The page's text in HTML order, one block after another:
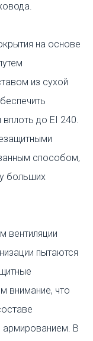
на основе
из сухой
до EI 240.
способом,
больших
вентиляции
пытаются
внимание, что
армированием. В